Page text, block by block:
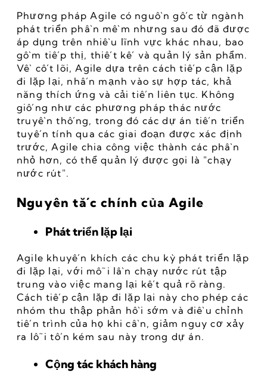
Phương pháp Agile có nguồn gốc từ ngành
phát triển phần mềm nhưng sau đó đã được
áp dụng trên nhiều lĩnh vực khác nhau, bao
gồm tiếp thị, thiết kế và quản lý sản phẩm.
Về cốt lõi, Agile dựa trên cách tiếp cận lặp
đi lặp lại, nhấn mạnh vào sự hợp tác, khả
năng thích ứng và cải tiến liên tục. Không
giống như các phương pháp thác nước
truyền thống, trong đó các dự án tiến triển
tuyến tính qua các giai đoạn được xác định
trước, Agile chia công việc thành các phần
nhỏ hơn, có thể quản lý được gọi là "chạy
nước rút".
Nguyên tắc chính của Agile
Phát triển lặp lại
Agile khuyến khích các chu kỳ phát triển lặp
đi lặp lại, với mỗi lần chạy nước rút tập
trung vào việc mang lại kết quả rõ ràng.
Cách tiếp cận lặp đi lặp lại này cho phép các
nhóm thu thập phản hồi sớm và điều chỉnh
tiến trình của họ khi cần, giảm nguy cơ xảy
ra lỗi tốn kém sau này trong dự án.
Cộng tác khách hàng